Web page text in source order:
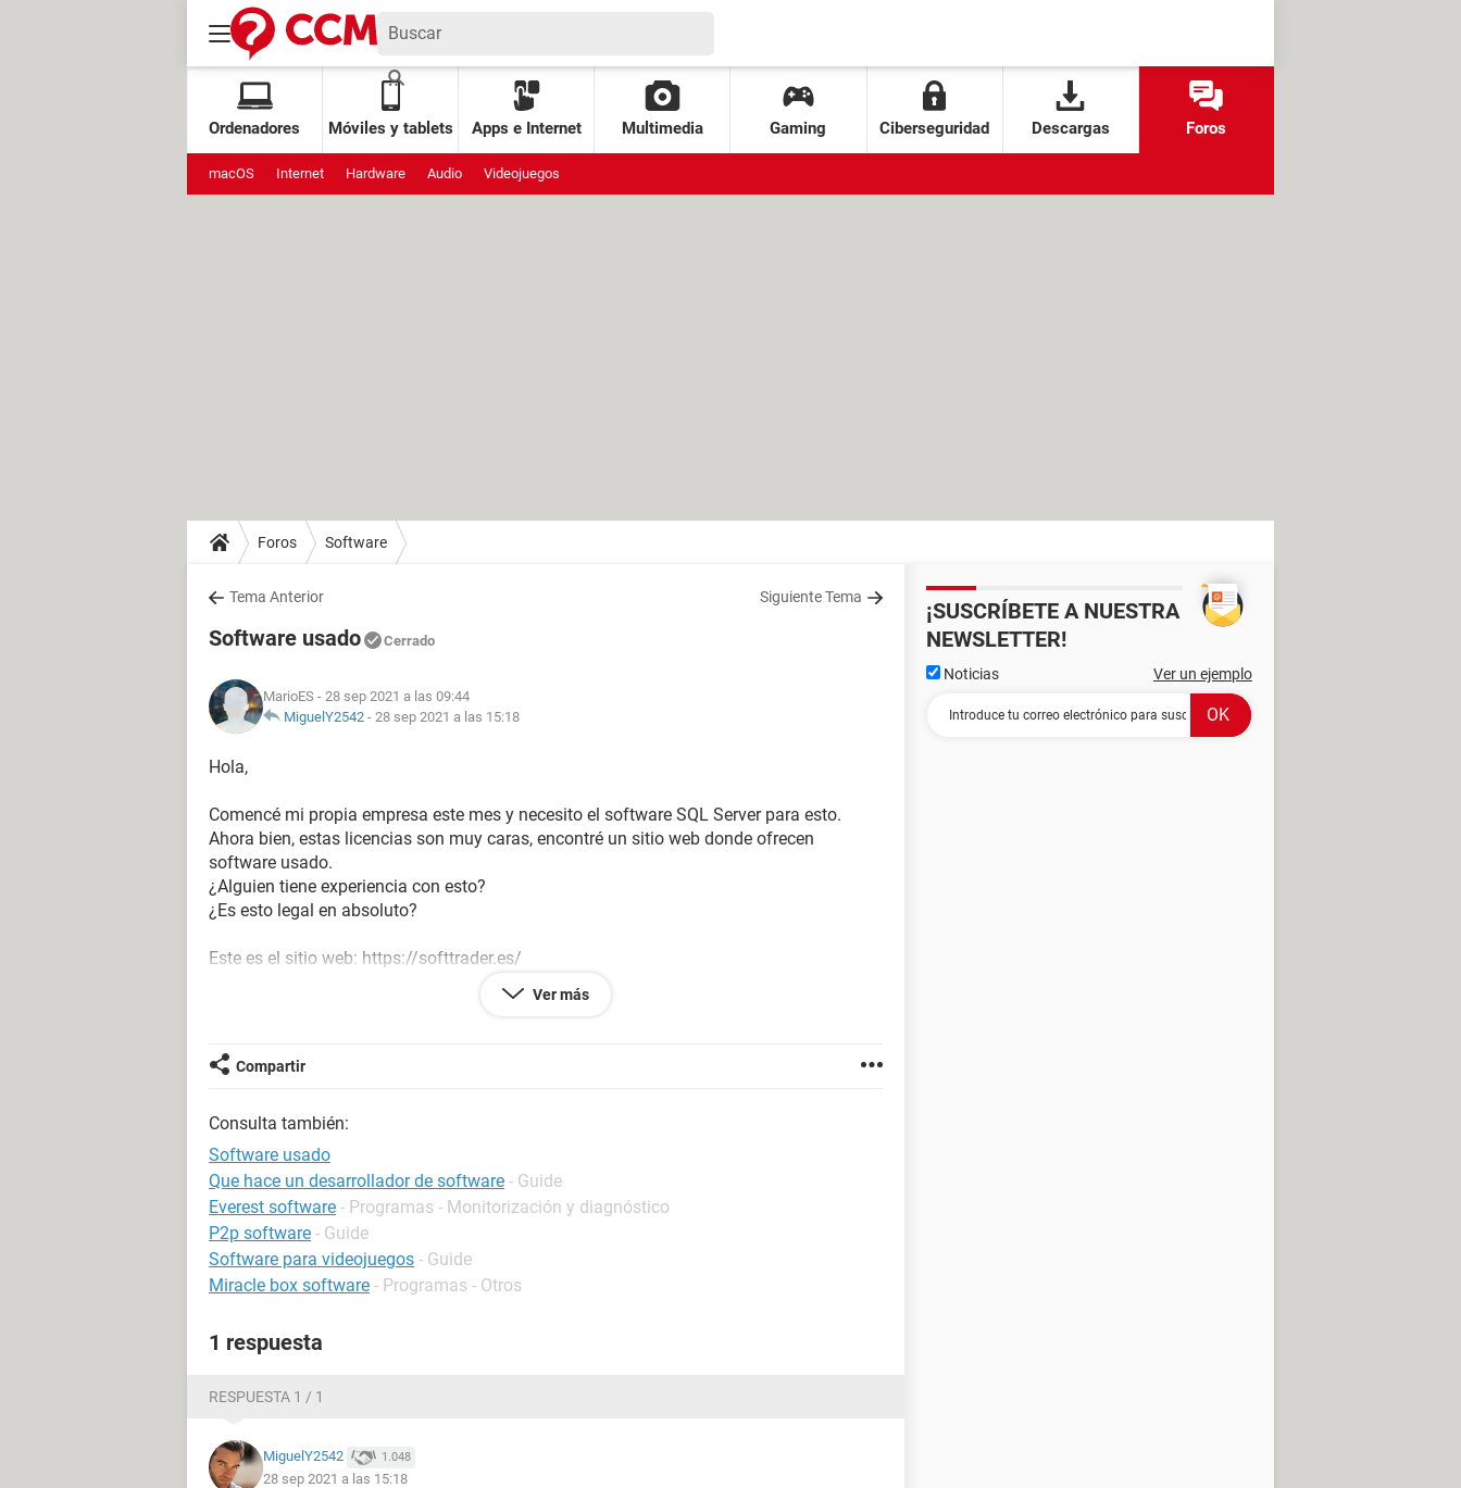
Ordenadores Móviles y tablets Apps e Internet Multimedia Gaming Ciberseguridad Descargas Foros
macOS Internet Hardware Audio Videojuegos
Foros Software
Tema Anterior Siguiente Tema
Software usado Cerrado
MarioES - 28 sep 2021 a las 09:44
MiguelY2542 - 28 sep 2021 a las 15:18
Hola,
Comencé mi propia empresa este mes y necesito el software SQL Server para esto.
Ahora bien, estas licencias son muy caras, encontré un sitio web donde ofrecen
software usado.
¿Alguien tiene experiencia con esto?
¿Es esto legal en absoluto?
Este es el sitio web: https://softtrader.es/
Tengo mucha curiosidad, gracias de antemano.
Configuración:
Ver más
Compartir
Consulta también:
Software usado
Que hace un desarrollador de software - Guide
Everest software - Programas - Monitorización y diagnóstico
P2p software - Guide
Software para videojuegos - Guide
Miracle box software - Programas - Otros
1 respuesta
RESPUESTA 1 / 1
MiguelY2542 1.048
28 sep 2021 a las 15:18
¡SUSCRÍBETE A NUESTRA
NEWSLETTER!
Noticias Ver un ejemplo